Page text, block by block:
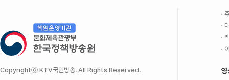
Copyrightⓒ KTV국민방송. All Rights Reserved. 영